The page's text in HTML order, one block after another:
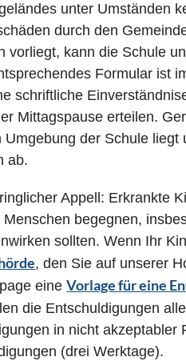
unter Umständen
durch den
kann die Schule
Formular ist
schriftliche
Mittagspause erteilen.
der Schule
ab.
Appell: Erkrankte
begegnen,
sollten. Wenn Ihr
, den Sie auf unserer
eineVorlage für eine
die Entschuldigungen
in nicht akzeptabler
(drei Werktage).